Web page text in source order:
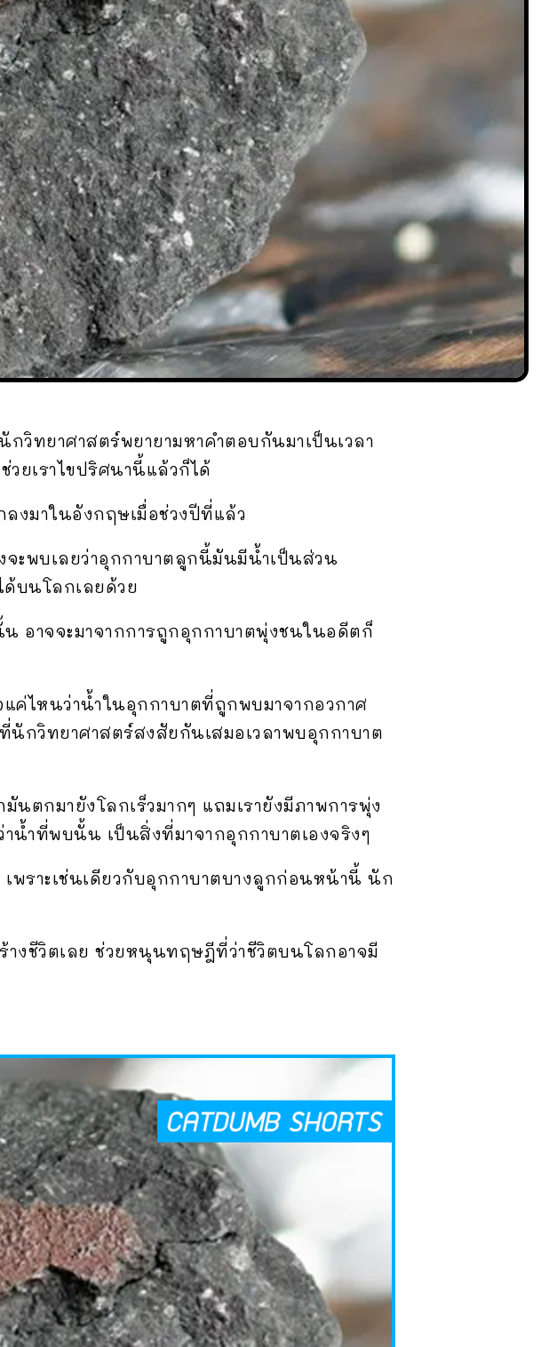
วิทยาศาสตร์พยายามหาคำตอบกันมาเป็นเวลา
ยเราไขปริศนานี้แล้วก็ได้
งมาในอังกฤษเมื่อช่วงปีที่แล้ว
ะพบเลยว่าอุกกาบาตลูกนี้มันมีน้ำเป็นส่วน
บนโลกเลยด้วย
อาจจะมาจากการถูกอุกกาบาตพุ่งชนในอดีตก็
ค่ไหนว่าน้ำในอุกกาบาตที่ถูกพบมาจากอวกาศ
นักวิทยาศาสตร์สงสัยกันเสมอเวลาพบอุกกาบาต
กมายังโลกเร็วมากๆ แถมเรายังมีภาพการพุ่ง
น้ำที่พบนั้น เป็นสิ่งที่มาจากอุกกาบาตเองจริงๆ
พราะเช่นเดียวกับอุกกาบาตบางลูกก่อนหน้านี้ นัก
งชีวิตเลย ช่วยหนุนทฤษฎีที่ว่าชีวิตบนโลกอาจมี